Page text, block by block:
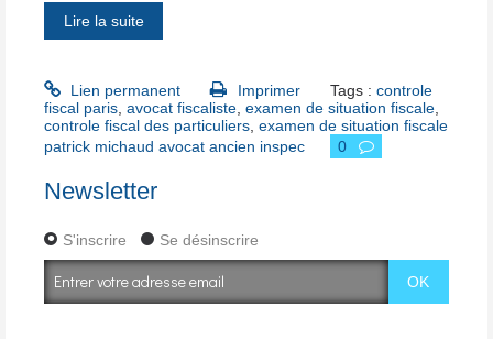
Lire la suite
Lien permanent Imprimer Tags : controle
fiscal paris avocat fiscaliste examen de situation fiscale
controle fiscal des particuliers examen de situation fiscale
patrick michaud avocat ancien inspec
0
Newsletter
S'inscrire Se désinscrire